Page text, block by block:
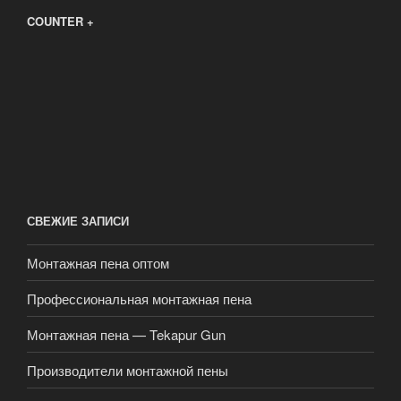
COUNTER +
СВЕЖИЕ ЗАПИСИ
Монтажная пена оптом
Профессиональная монтажная пена
Монтажная пена — Tekapur Gun
Производители монтажной пены